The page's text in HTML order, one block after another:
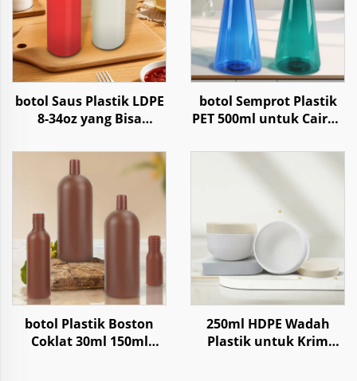
botol Saus Plastik LDPE
8-34oz yang Bisa
Saus Sambal Kecap
botol Semprot Plastik
PET 500ml untuk Cairan
Tangga Air
botol Plastik Boston
Coklat 30ml 150ml
250ml HDPE Wadah
Plastik untuk Krim